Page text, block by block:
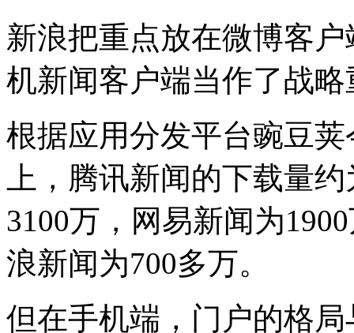
新浪把重点放在微博客
机新闻客户端当作了战略
根据应用分发平台豌豆
上，腾讯新闻的下载量
3100万，网易新闻为
浪新闻为700多万。
但在手机端，门户的格